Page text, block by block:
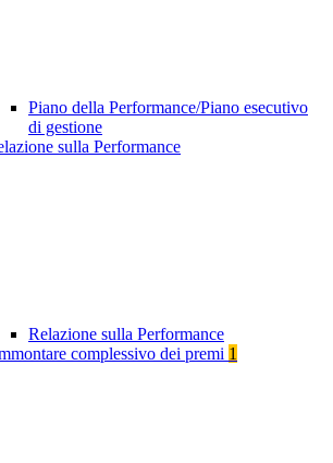
Piano della Performance/Piano esecutivo
di gestione
sulla Performance
Relazione sulla Performance
complessivo dei premi 1